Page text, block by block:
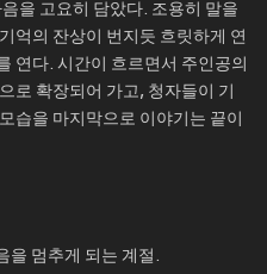
을 고요히 담았다. 조용히 말을
억의 잔상이 번지듯 흐릿하게 연
연다. 시간이 흐르면서 주인공의
로 확장되어 가고, 청자들이 기
습을 마지막으로 이야기는 끝이
을 멈추게 되는 계절.